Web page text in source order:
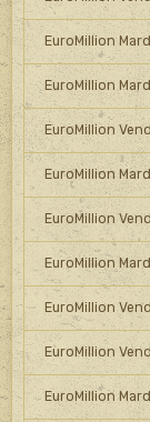
EuroMillion
EuroMillion
EuroMillion
EuroMillion
EuroMillion
EuroMillion
EuroMillion
EuroMillion
EuroMillion